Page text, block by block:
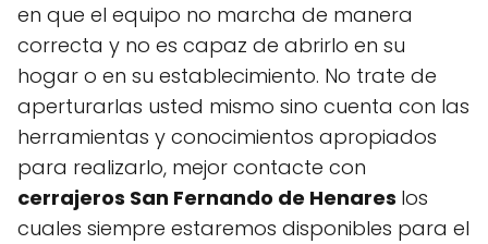
en que el equipo no marcha de manera
correcta y no es capaz de abrirlo en su
hogar o en su establecimiento. No trate de
aperturarlas usted mismo sino cuenta con las
herramientas y conocimientos apropiados
para realizarlo, mejor contacte con
cerrajeros San Fernando de Henares los
cuales siempre estaremos disponibles para el